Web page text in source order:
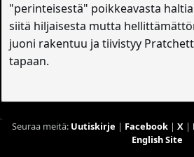
"perinteisestä" poikkeavasta
siitä hiljaisesta mutta
juoni rakentuu ja tiivistyy
tapaan.
Seuraa meitä: Uutiskirje | Facebook| X|
English Site